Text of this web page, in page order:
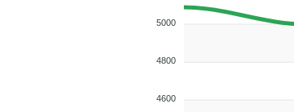
5000
4800
4600